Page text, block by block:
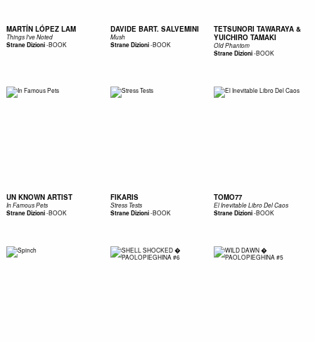
MARTÍN LÓPEZ LAM
Things I've Noted
Strane Dizioni-BOOK
DAVIDE BART. SALVEMINI
Mush
Strane Dizioni-BOOK
TETSUNORI TAWARAYA &
YUICHIRO TAMAKI
Old Phantom
Strane Dizioni-BOOK
UN KNOWN ARTIST
In Famous Pets
Strane Dizioni-BOOK
FIKARIS
Stress Tests
Strane Dizioni-BOOK
TOMO77
El Inevitable Libro Del Caos
Strane Dizioni-BOOK